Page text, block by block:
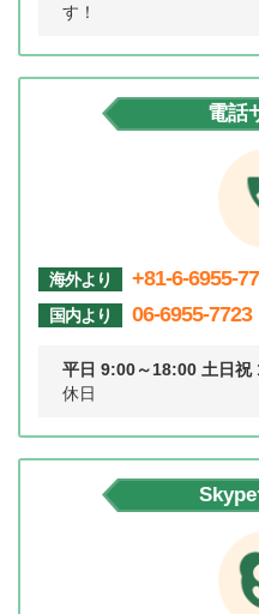
す！
電話
海外より +81-6-6955-
国内より 06-6955-7723
平日 9:00～18:00 土日祝
休日